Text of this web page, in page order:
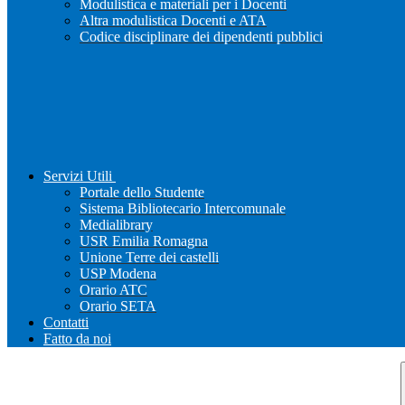
Modulistica e materiali per i Docenti
Altra modulistica Docenti e ATA
Codice disciplinare dei dipendenti pubblici
Servizi Utili
Portale dello Studente
Sistema Bibliotecario Intercomunale
Medialibrary
USR Emilia Romagna
Unione Terre dei castelli
USP Modena
Orario ATC
Orario SETA
Contatti
Fatto da noi